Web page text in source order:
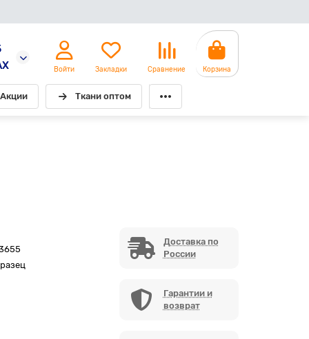
Войти Закладки Сравнение Корзина
Акции Ткани оптом
Доставка по
России
Гарантии и
возврат